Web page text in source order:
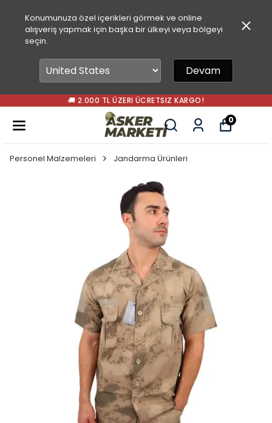
Konumunuza özel içerikleri görmek ve online
alışveriş yapmak için başka bir ülkeyi veya bölgeyi
seçin.
Devam
🚚 2.000 TL ÜZERI ÜCRETSIZ KARGO!
0
Personel Malzemeleri Jandarma Ürünleri